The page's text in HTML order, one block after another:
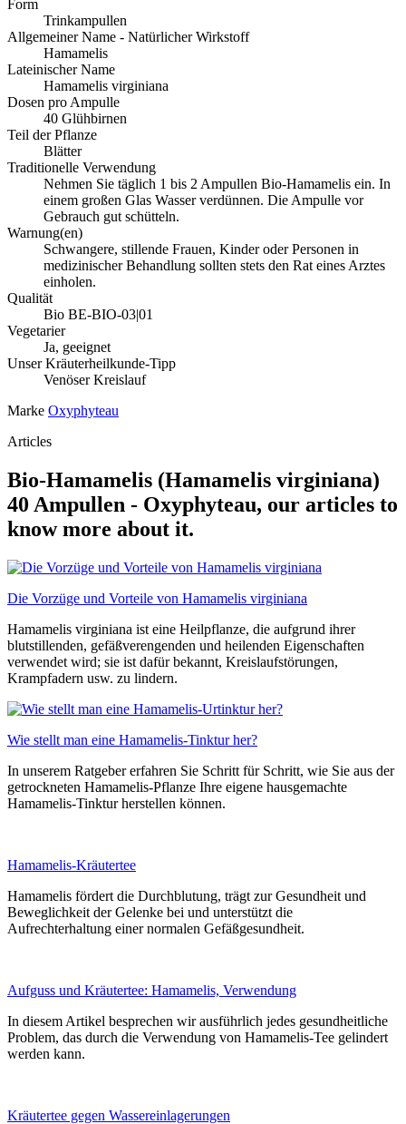
Form
Trinkampullen
Allgemeiner Name - Natürlicher Wirkstoff
Hamamelis
Lateinischer Name
Hamamelis virginiana
Dosen pro Ampulle
40 Glühbirnen
Teil der Pflanze
Blätter
Traditionelle Verwendung
Nehmen Sie täglich 1 bis 2 Ampullen Bio-Hamamelis ein. In
einem großen Glas Wasser verdünnen. Die Ampulle vor
Gebrauch gut schütteln.
Warnung(en)
Schwangere, stillende Frauen, Kinder oder Personen in
medizinischer Behandlung sollten stets den Rat eines Arztes
einholen.
Qualität
Bio BE-BIO-03|01
Vegetarier
Ja, geeignet
Unser Kräuterheilkunde-Tipp
Venöser Kreislauf
Marke Oxyphyteau
Articles
Bio-Hamamelis (Hamamelis virginiana)
40 Ampullen - Oxyphyteau, our articles to
know more about it.
Die Vorzüge und Vorteile von Hamamelis virginiana
Hamamelis virginiana ist eine Heilpflanze, die aufgrund ihrer
blutstillenden, gefäßverengenden und heilenden Eigenschaften
verwendet wird; sie ist dafür bekannt, Kreislaufstörungen,
Krampfadern usw. zu lindern.
Wie stellt man eine Hamamelis-Tinktur her?
In unserem Ratgeber erfahren Sie Schritt für Schritt, wie Sie aus der
getrockneten Hamamelis-Pflanze Ihre eigene hausgemachte
Hamamelis-Tinktur herstellen können.
Hamamelis-Kräutertee
Hamamelis fördert die Durchblutung, trägt zur Gesundheit und
Beweglichkeit der Gelenke bei und unterstützt die
Aufrechterhaltung einer normalen Gefäßgesundheit.
Aufguss und Kräutertee: Hamamelis, Verwendung
In diesem Artikel besprechen wir ausführlich jedes gesundheitliche
Problem, das durch die Verwendung von Hamamelis-Tee gelindert
werden kann.
Kräutertee gegen Wassereinlagerungen